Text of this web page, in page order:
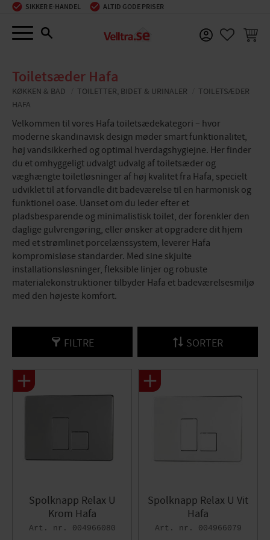
Menu
SIKKER E-HANDEL ALTID GODE PRISER
Toiletsæder Hafa
KØKKEN & BAD TOILETTER, BIDET & URINALER
TOILETSÆDER
HAFA
Velkommen til vores Hafa toiletsædekategori – hvor
moderne skandinavisk design møder smart funktionalitet,
høj vandsikkerhed og optimal hverdagshygiejne. Her finder
du et omhyggeligt udvalgt udvalg af toiletsæder og
væghængte toiletløsninger af høj kvalitet fra Hafa, specielt
udviklet til at forvandle dit badeværelse til en harmonisk og
funktionel oase. Uanset om du leder efter et
pladsbesparende og minimalistisk toilet, der forenkler den
daglige gulvrengøring, eller ønsker at opgradere dit hjem
med et strømlinet porcelænssystem, leverer Hafa
kompromisløse standarder. Med sine skjulte
installationsløsninger, fleksible linjer og robuste
materialekonstruktioner tilbyder Hafa et badeværelsesmiljø
med den højeste komfort.
FILTRE SORTER
Spolknapp Relax U
Krom Hafa
004966080
Spolknapp Relax U Vit
Hafa
004966079